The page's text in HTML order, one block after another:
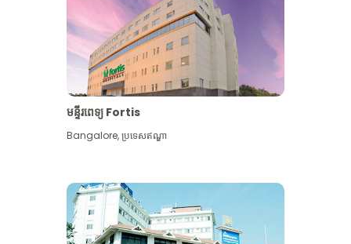
មន្ទីរពេទ្យ Fortis
Bangalore,ប្រទេសឥណ្ឌា